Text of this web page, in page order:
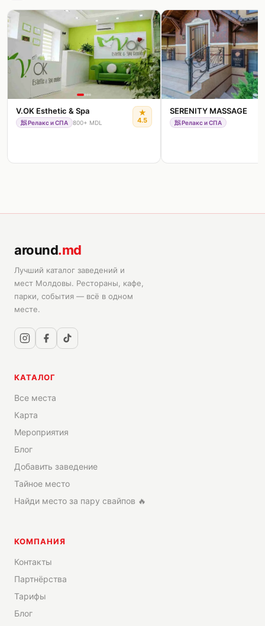
V.OK Esthetic & Spa
🧖Релакс и СПА 800+ MDL
★
4.5
SERENITY MASSAGE
🧖Релакс и СПА
around.md
Лучший каталог заведений и
мест Молдовы. Рестораны, кафе,
парки, события — всё в одном
месте.
КАТАЛОГ
Все места
Карта
Мероприятия
Блог
Добавить заведение
Тайное место
Найди место за пару свайпов 🔥
КОМПАНИЯ
Контакты
Партнёрства
Тарифы
Блог